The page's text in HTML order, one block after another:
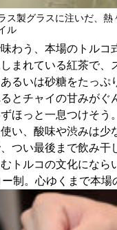
ス製グラスに注いだ、熱
ル
わう、本場のトルコ
まれている紅茶で、
るいは砂糖をたっぷ
とチャイの甘みがぐ
ほっと一息つけそう
い、酸味や渋みは少
つい最後まで飲み干
トルコの文化になら
制。心ゆくまで本場